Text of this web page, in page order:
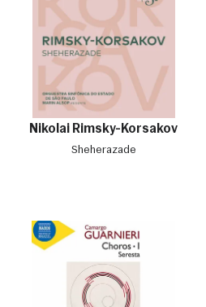
Nikolai Rimsky-Korsakov
Sheherazade